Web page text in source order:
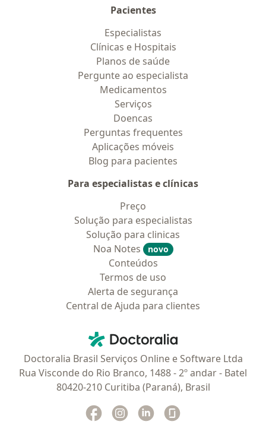
Pacientes
Especialistas
Clínicas e Hospitais
Planos de saúde
Pergunte ao especialista
Medicamentos
Serviços
Doencas
Perguntas frequentes
Aplicações móveis
Blog para pacientes
Para especialistas e clínicas
Preço
Solução para especialistas
Solução para clinicas
Noa Notes
novo
Conteúdos
Termos de uso
Alerta de segurança
Central de Ajuda para clientes
Doctoralia - Homepage
Doctoralia Brasil Serviços Online e Software Ltda
Rua Visconde do Rio Branco, 1488 - 2º andar - Batel
80420-210 Curitiba (Paraná), Brasil
Facebook
abre num novo separador
Instagram
abre num novo separador
Linkedin
abre num novo